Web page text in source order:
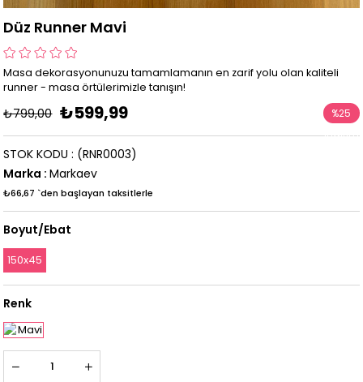
Düz Runner Mavi
Masa dekorasyonunuzu tamamlamanın en zarif yolu olan kaliteli
runner - masa örtülerimizle tanışın!
₺799,00 ₺599,99 %25
İndirim
(RNR0003)
STOK KODU
Marka : Markaev
₺66,67 `den başlayan taksitlerle
Boyut/Ebat
150x45
Renk